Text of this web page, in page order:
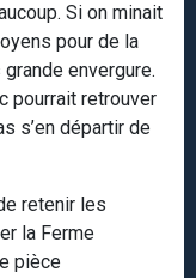
Si on minait
pour de la
envergure.
pourrait retrouver
s’en départir de
retenir les
la Ferme
pièce